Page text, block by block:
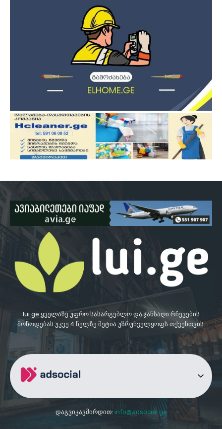
lui.ge ყველაზე უფრო სასარგებლო და ჯანსაღი რჩევების
მოწოდებას უკვე 4 წელზე მეტია უზრუნველყოფს თქვენთვის.
დაგვიკავშირდით: info@adsocial.ge